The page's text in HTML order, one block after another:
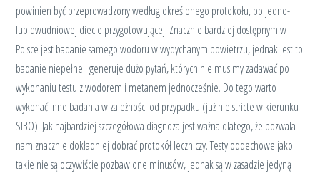
powinien być przeprowadzony według określonego protokołu, po jedno-
lub dwudniowej diecie przygotowującej. Znacznie bardziej dostępnym w
Polsce jest badanie samego wodoru w wydychanym powietrzu, jednak jest to
badanie niepełne i generuje dużo pytań, których nie musimy zadawać po
wykonaniu testu z wodorem i metanem jednocześnie. Do tego warto
wykonać inne badania w zależności od przypadku (już nie stricte w kierunku
SIBO). Jak najbardziej szczegółowa diagnoza jest ważna dlatego, że pozwala
nam znacznie dokładniej dobrać protokół leczniczy. Testy oddechowe jako
takie nie są oczywiście pozbawione minusów, jednak są w zasadzie jedyną